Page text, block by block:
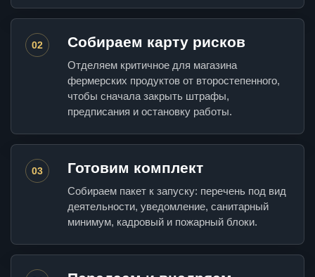
02 Собираем карту рисков
Отделяем критичное для магазина
фермерских продуктов от второстепенного,
чтобы сначала закрыть штрафы,
предписания и остановку работы.
03 Готовим комплект
Собираем пакет к запуску: перечень под вид
деятельности, уведомление, санитарный
минимум, кадровый и пожарный блоки.